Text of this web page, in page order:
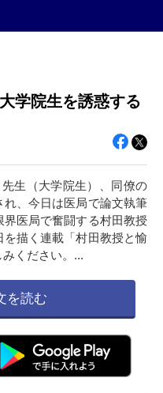
学院生を誘惑する
生（大学院生）、同僚の
、今日は医局で論文執筆
医局で奮闘する村田教授
描く連載「村田教授と愉
ください。...
を読む